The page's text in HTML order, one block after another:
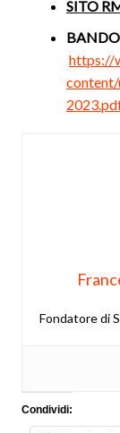
SITO
https://
Fondatore di
Condividi: